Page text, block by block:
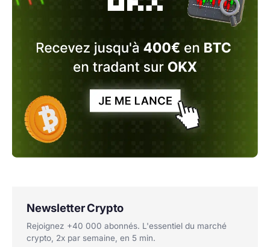
Newsletter Crypto
Rejoignez +40 000 abonnés. L'essentiel du marché
crypto, 2x par semaine, en 5 min.